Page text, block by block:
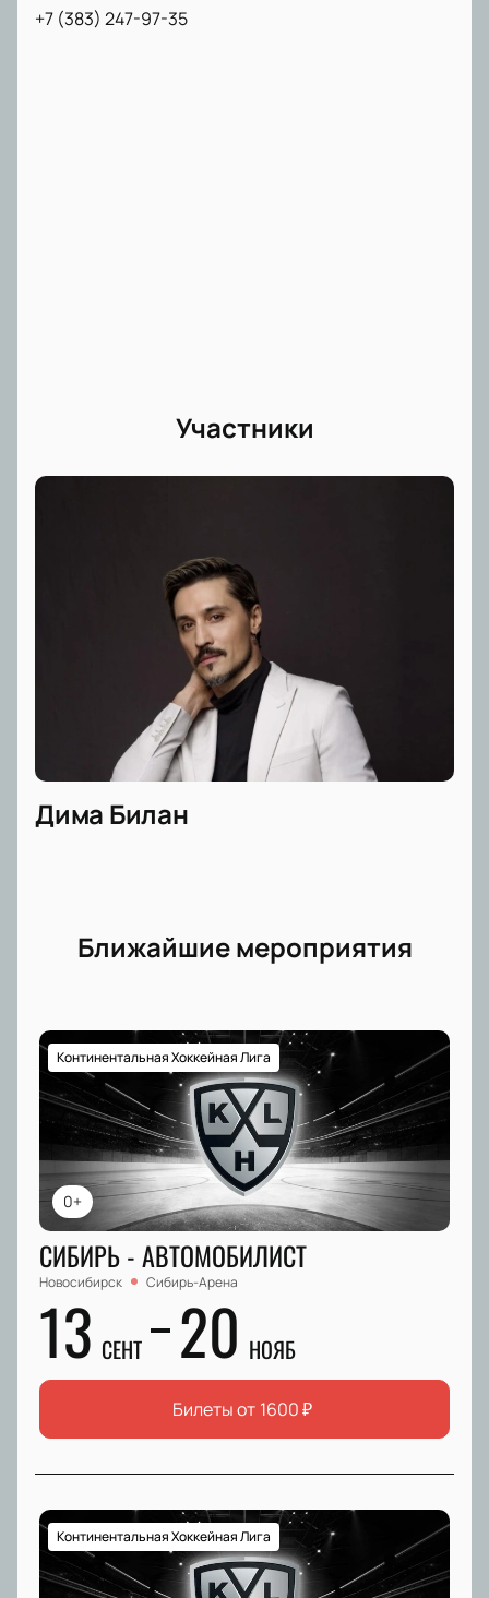
+7 (383) 247-97-35
Участники
Дима Билан
Ближайшие мероприятия
0+
Континентальная Хоккейная Лига
СИБИРЬ - АВТОМОБИЛИСТ
Новосибирск Сибирь-Арена
13 СЕНТ 20 НОЯБ
Билеты от 1600₽
Континентальная Хоккейная Лига